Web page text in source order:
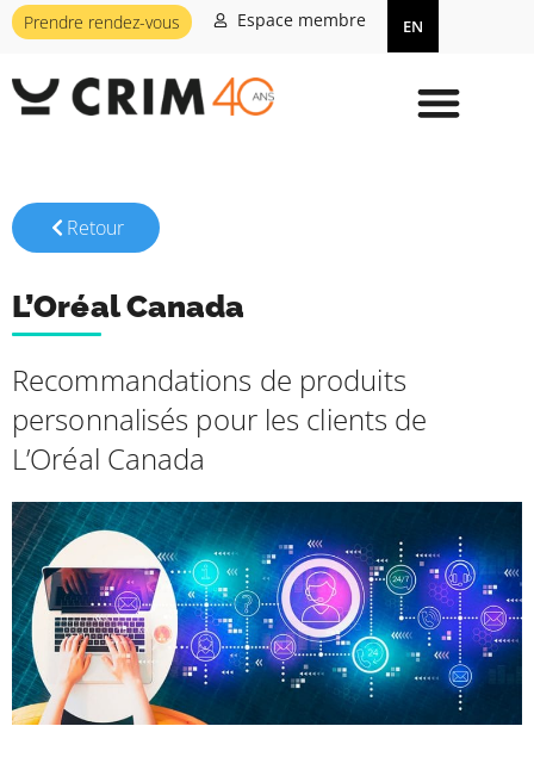
Prendre rendez-vous Espace membre EN
Retour
L’Oréal Canada
Recommandations de produits
personnalisés pour les clients de
L’Oréal Canada